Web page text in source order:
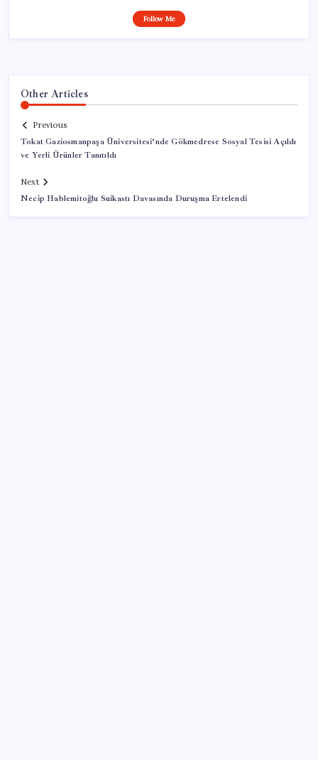
Follow Me
Other Articles
Previous
Tokat Gaziosmanpaşa Üniversitesi’nde Gökmedrese Sosyal Tesisi Açıldı
ve Yerli Ürünler Tanıtıldı
Next
Necip Hablemitoğlu Suikastı Davasında Duruşma Ertelendi